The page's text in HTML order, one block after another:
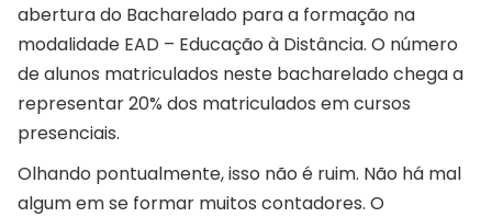
abertura do Bacharelado para a formação na
modalidade EAD – Educação à Distância. O número
de alunos matriculados neste bacharelado chega a
representar 20% dos matriculados em cursos
presenciais.
Olhando pontualmente, isso não é ruim. Não há mal
algum em se formar muitos contadores. O